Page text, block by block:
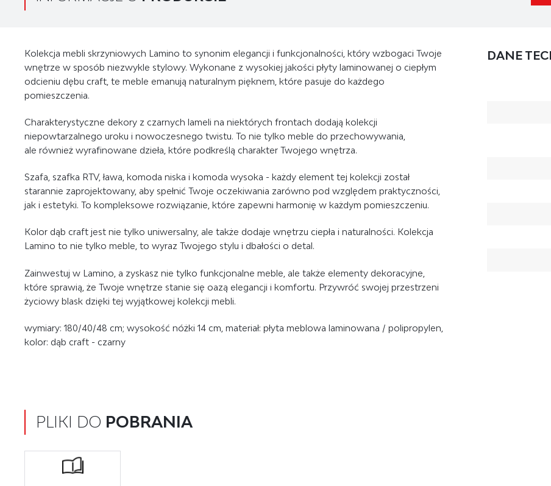
Kolekcja mebli skrzyniowych Lamino to synonim elegancji i funkcjonalności, który wzbogaci Twoje
wnętrze w sposób niezwykle stylowy. Wykonane z wysokiej jakości płyty laminowanej o ciepłym
odcieniu dębu craft, te meble emanują naturalnym pięknem, które pasuje do każdego
pomieszczenia.
Charakterystyczne dekory z czarnych lameli na niektórych frontach dodają kolekcji
niepowtarzalnego uroku i nowoczesnego twistu. To nie tylko meble do przechowywania,
ale również wyrafinowane dzieła, które podkreślą charakter Twojego wnętrza.
Szafa, szafka RTV, ława, komoda niska i komoda wysoka - każdy element tej kolekcji został
starannie zaprojektowany, aby spełnić Twoje oczekiwania zarówno pod względem praktyczności,
jak i estetyki. To kompleksowe rozwiązanie, które zapewni harmonię w każdym pomieszczeniu.
Kolor dąb craft jest nie tylko uniwersalny, ale także dodaje wnętrzu ciepła i naturalności. Kolekcja
Lamino to nie tylko meble, to wyraz Twojego stylu i dbałości o detal.
Zainwestuj w Lamino, a zyskasz nie tylko funkcjonalne meble, ale także elementy dekoracyjne,
które sprawią, że Twoje wnętrze stanie się oazą elegancji i komfortu. Przywróć swojej przestrzeni
życiowy blask dzięki tej wyjątkowej kolekcji mebli.
wymiary: 180/40/48 cm; wysokość nóżki 14 cm, materiał: płyta meblowa laminowana / polipropylen,
kolor: dąb craft - czarny
DANE
PLIKI DO POBRANIA